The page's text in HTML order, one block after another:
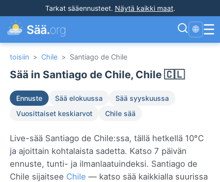
Tarkat sääennusteet. Näytä kaikki maat.
Sää.org 🌐 ☰
toisiin > Chile > Santiago de Chile
Sää in Santiago de Chile, Chile 🇨🇱
Ennuste Sää elokuussa
Sää syyskuussa
Vuosittaiset keskiarvot
Chile sää
Live-sää Santiago de Chile:ssa, tällä hetkellä 10°C
ja ajoittain kohtalaista sadetta. Katso 7 päivän
ennuste, tunti- ja ilmanlaatuindeksi. Santiago de
Chile sijaitsee Chile — katso sää kaikkialla suurissa